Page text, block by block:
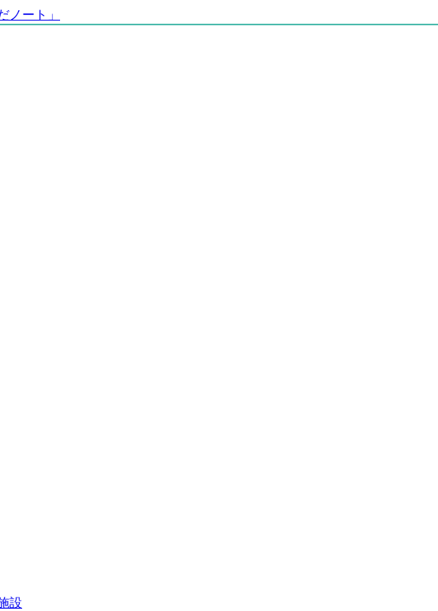
設